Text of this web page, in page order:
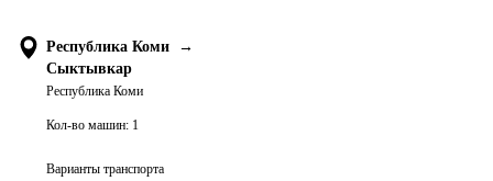
Республика Коми
→
Сыктывкар
Республика Коми
Кол-во машин: 1
Варианты транспорта